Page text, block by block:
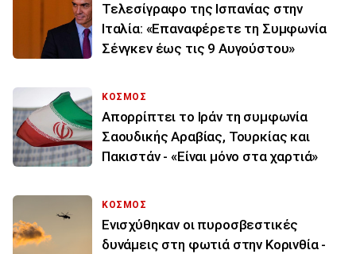
Τελεσίγραφο της Ισπανίας στην
Ιταλία: «Επαναφέρετε τη Συμφωνία
Σένγκεν έως τις 9 Αυγούστου»
ΚΟΣΜΟΣ
Απορρίπτει το Ιράν τη συμφωνία
Σαουδικής Αραβίας, Τουρκίας και
Πακιστάν - «Είναι μόνο στα χαρτιά»
ΚΟΣΜΟΣ
Ενισχύθηκαν οι πυροσβεστικές
δυνάμεις στη φωτιά στην Κορινθία -